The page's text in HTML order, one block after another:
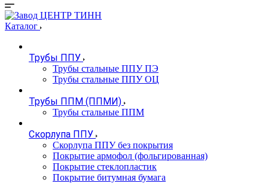
Каталог
Трубы ППУ
Трубы стальные ППУ ПЭ
Трубы стальные ППУ ОЦ
Трубы ППМ (ППМИ)
Трубы стальные ППМ
Скорлупа ППУ
Скорлупа ППУ без покрытия
Покрытие армофол (фольгированная)
Покрытие стеклопластик
Покрытие битумная бумага